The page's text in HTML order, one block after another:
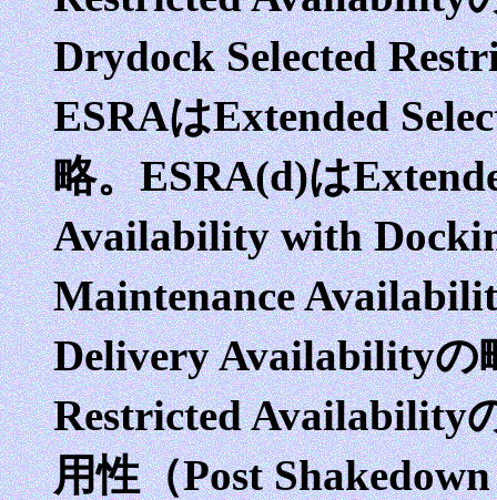
Drydock Selected
ESRAはExtended
略。ESRA(d)は
Availability with
Maintenance
Delivery Availabilityの
Restricted Availability
用性（Post